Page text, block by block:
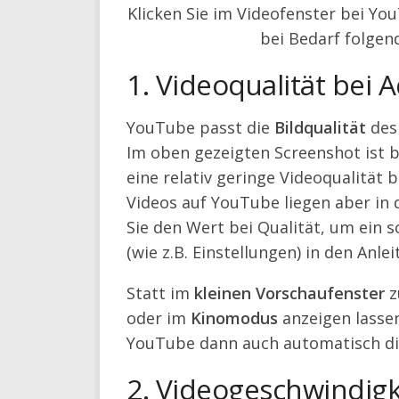
Klicken Sie im Videofenster bei
bei Bedarf
1. Videoqualität bei
YouTube passt die Bildqualität
Im oben gezeigten Screenshot ist
eine relativ geringe Videoqualität
Videos auf YouTube liegen aber in
Sie den Wert bei Qualität, um ein
(wie z.B. Einstellungen) in den
Statt im kleinen Vorschaufenster
oder im Kinomodus anzeigen
YouTube dann auch automatisch
2.